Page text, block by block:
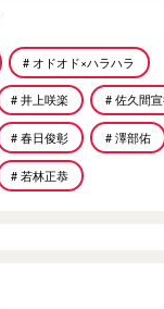
# オドオド×ハラハラ
# 井上咲楽 # 佐久間
# 春日俊彰 # 澤部佑
# 若林正恭